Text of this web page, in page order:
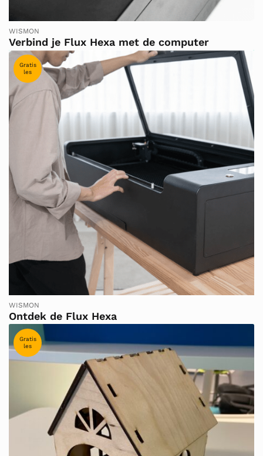
WISMON
Verbind je Flux Hexa met de computer
Gratis
les
WISMON
Ontdek de Flux Hexa
Gratis
les